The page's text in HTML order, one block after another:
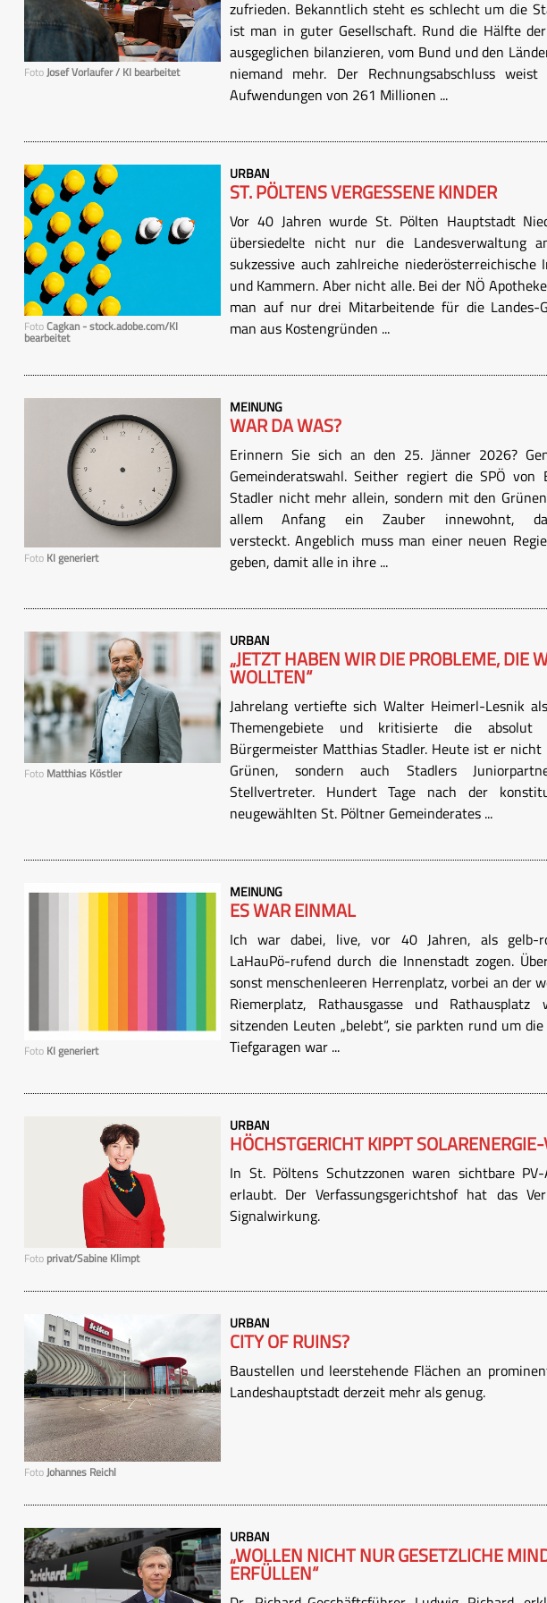
FotoJosef Vorlaufer / KI bearbeitet
zufrieden. Bekanntlich steht es schlecht um die
ist man in guter Gesellschaft. Rund die Hälfte
ausgeglichen bilanzieren, vom Bund und den
niemand mehr. Der Rechnungsabschluss
Aufwendungen von 261 Millionen ...
FotoCagkan - stock.adobe.com/KI
bearbeitet
URBAN
ST. PÖLTENS VERGESSENE KINDER
Vor 40 Jahren wurde St. Pölten Hauptstadt
übersiedelte nicht nur die Landesverwaltung
sukzessive auch zahlreiche niederösterreichische
und Kammern. Aber nicht alle. Bei der NÖ
man auf nur drei Mitarbeitende für die Landes-
man aus Kostengründen ...
Foto KI generiert
MEINUNG
WAR DA WAS?
Erinnern Sie sich an den 25. Jänner 2026?
Gemeinderatswahl. Seither regiert die SPÖ von
Stadler nicht mehr allein, sondern mit den
allem Anfang ein Zauber innewohnt,
versteckt. Angeblich muss man einer neuen
geben, damit alle in ihre ...
Foto Matthias Köstler
URBAN
„JETZT HABEN WIR DIE PROBLEME, DIE
WOLLTEN“
Jahrelang vertiefte sich Walter Heimerl-Lesnik
Themengebiete und kritisierte die absolut
Bürgermeister Matthias Stadler. Heute ist er
Grünen, sondern auch Stadlers
Stellvertreter. Hundert Tage nach der
neugewählten St. Pöltner Gemeinderates ...
Foto KI generiert
MEINUNG
ES WAR EINMAL
Ich war dabei, live, vor 40 Jahren, als gelb-
LaHauPö-rufend durch die Innenstadt zogen.
sonst menschenleeren Herrenplatz, vorbei an der
Riemerplatz, Rathausgasse und
sitzenden Leuten „belebt“, sie parkten rund um
Tiefgaragen war ...
Foto privat/Sabine Klimpt
URBAN
HÖCHSTGERICHT KIPPT
In St. Pöltens Schutzzonen waren sichtbare
erlaubt. Der Verfassungsgerichtshof hat das
Signalwirkung.
FotoJohannes Reichl
URBAN
CITY OF RUINS?
Baustellen und leerstehende Flächen an
Landeshauptstadt derzeit mehr als genug.
URBAN
„WOLLEN NICHT NUR GESETZLICHE
ERFÜLLEN“